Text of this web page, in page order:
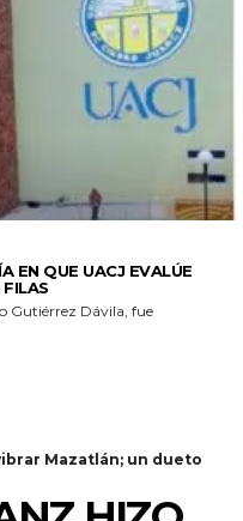
EN QUE UACJ EVALÚE
Gutiérrez Dávila, fue